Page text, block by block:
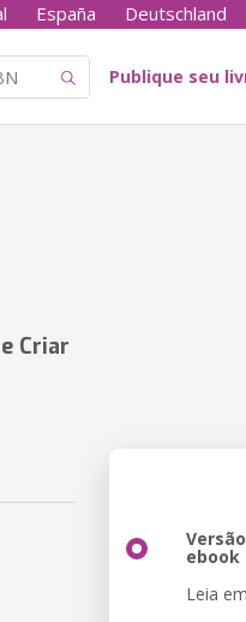
España Deutschland
Publique seu
Criar
Versão
ebook
Leia